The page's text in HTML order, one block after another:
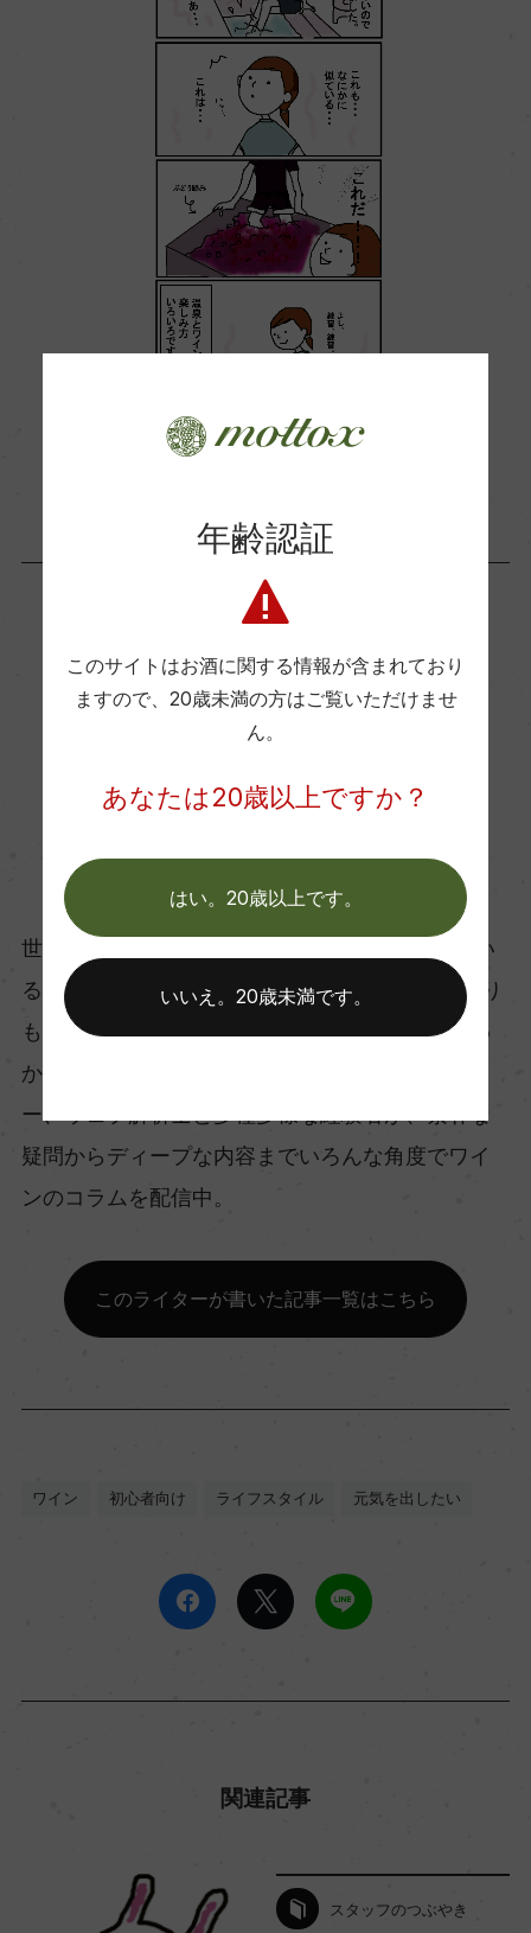
世界20カ国以上のワインや日本酒を取り扱ってい
るモトックスのWEB担当。 ワイン情報はどこより
も早く、ワインの事はモトックスに聞けば大抵わ
かる が目標。 ソムリエ、営業、フォトグラファ
ー、ウェブ解析士と多種多様な経験者が、素朴な
疑問からディープな内容までいろんな角度でワイ
ンのコラムを配信中。
このライターが書いた記事一覧はこちら
ワイン 初心者向け ライフスタイル 元気を出したい
関連記事
スタッフのつぶやき
年齢認証
このサイトはお酒に関する情報が含まれており
ますので、 20歳未満の方はご覧いただけませ
ん。
あなたは20歳以上ですか？
はい。20歳以上です。
いいえ。20歳未満です。